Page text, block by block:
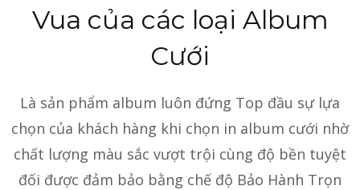
Vua của các loại Album
Cưới
Là sản phẩm album luôn đứng Top đầu sự lựa
chọn của khách hàng khi chọn in album cưới nhờ
chất lượng màu sắc vượt trội cùng độ bền tuyệt
đối được đảm bảo bằng chế độ Bảo Hành Trọn